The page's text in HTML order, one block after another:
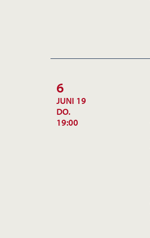
6
JUNI 19
DO.
19:00